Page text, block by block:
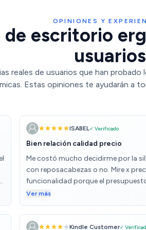
OPINIONES Y
de escritorio
usuarios
reales de usuarios que han
Estas opiniones te ayudarán a
ISABEL✓ Verificado
Bien relación calidad precio
Me costó mucho decidirme por la
con reposacabezas o no. Mire x
funcionalidad porque el
Después de una semana de uso,
contenta. La silla báscula hacia
detrás, el reposacabezas, que yo no
es muy muy confortable, y
Ver más
Kindle Customer✓